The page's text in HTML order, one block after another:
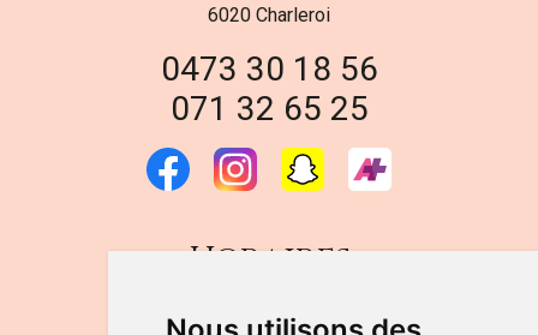
6020 Charleroi
0473 30 18 56
071 32 65 25
Horaires
DU LUNDI AU VENDREDI